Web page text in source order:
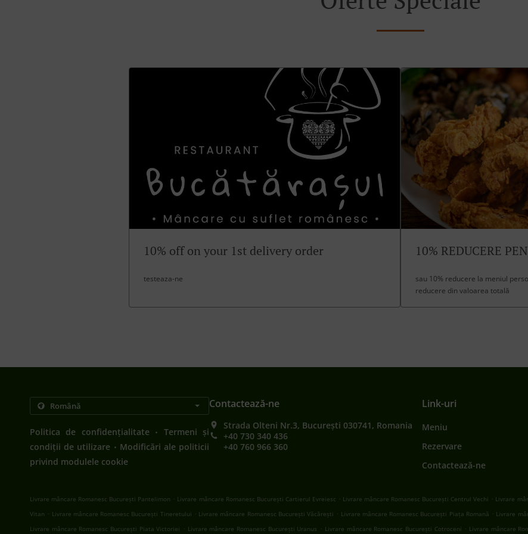
10% off on your 1st delivery order
testeaza-ne
10% REDUCERE
sau 10% reducere la meniul
reducere din valoarea totală
Politica de confidențialitate . Termeni și
condiții de utilizare . Modificări ale politicii
privind modulele cookie
Contactează-ne
Strada Olteni Nr.3, București 030741, Romania
+40 730 340 436
+40 760 966 360
Link-uri
Meniu
Rezervare
Contactează-ne
Livrare mâncare Romanesc București Pantelimon . Livrare mâncare Romanesc București Cartierul Evreiesc . Livrare mâncare Romanesc București Centrul Vechi . Livrare
Vitan . Livrare mâncare Romanesc București Tineretului . Livrare mâncare Romanesc București Văcărești . Livrare mâncare Romanesc București Piața Romană . Livrare
Livrare mâncare Romanesc București Piata Victoriei . Livrare mâncare Romanesc București Uranus . Livrare mâncare Romanesc București Cotroceni . Livrare mâncare